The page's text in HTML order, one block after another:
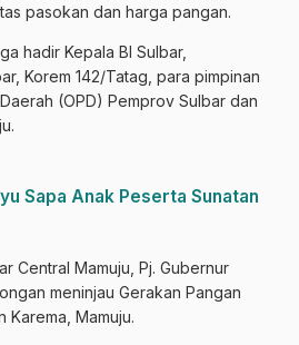
pasokan dan harga pangan.
hadir Kepala BI Sulbar,
Korem 142/Tatag, para pimpinan
(OPD) Pemprov Sulbar dan
Sapa Anak Peserta Sunatan
Central Mamuju, Pj. Gubernur
meninjau Gerakan Pangan
Karema, Mamuju.